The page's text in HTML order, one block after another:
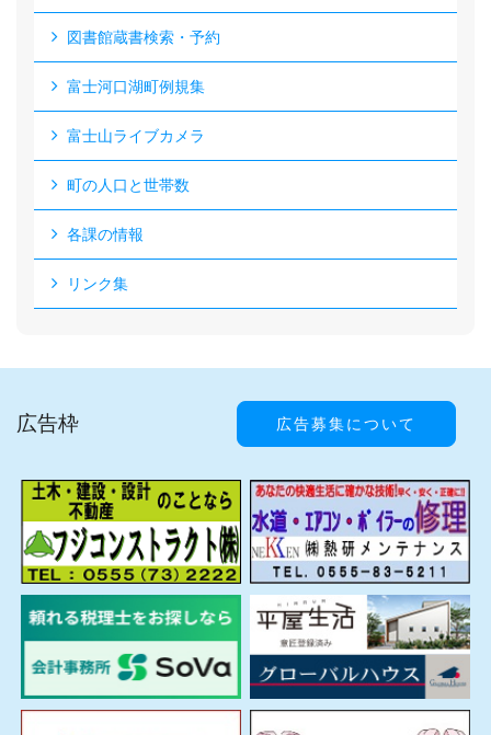
図書館蔵書検索・予約
富士河口湖町例規集
富士山ライブカメラ
町の人口と世帯数
各課の情報
リンク集
広告枠 広告募集について